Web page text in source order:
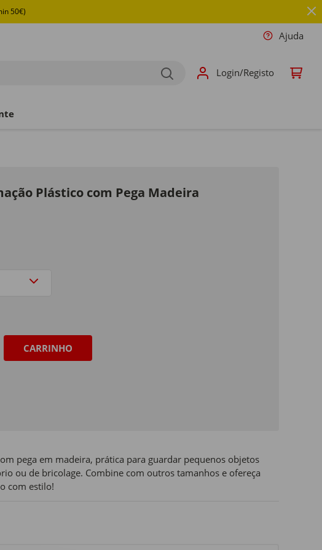
50€)
Ajuda
Login/Registo
Plástico com Pega Madeira
CARRINHO
pega em madeira, prática para guardar pequenos objetos
ou de bricolage. Combine com outros tamanhos e ofereça
com estilo!